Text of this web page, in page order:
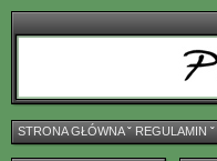
STRONA GŁÓWNAˇ REGULAMIN ˇ